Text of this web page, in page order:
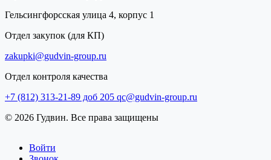
Гельсингфорсская улица 4, корпус 1
Отдел закупок (для КП)
zakupki@gudvin-group.ru
Отдел контроля качества
+7 (812) 313-21-89 доб 205 qc@gudvin-group.ru
© 2026 Гудвин. Все права защищены
Войти